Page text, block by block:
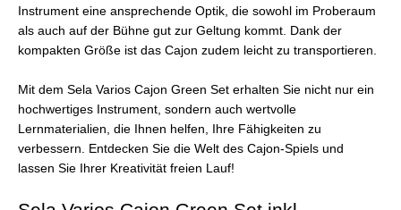
Instrument eine ansprechende Optik, die sowohl im Proberaum
als auch auf der Bühne gut zur Geltung kommt. Dank der
kompakten Größe ist das Cajon zudem leicht zu transportieren.
Mit dem Sela Varios Cajon Green Set erhalten Sie nicht nur ein
hochwertiges Instrument, sondern auch wertvolle
Lernmaterialien, die Ihnen helfen, Ihre Fähigkeiten zu
verbessern. Entdecken Sie die Welt des Cajon-Spiels und
lassen Sie Ihrer Kreativität freien Lauf!